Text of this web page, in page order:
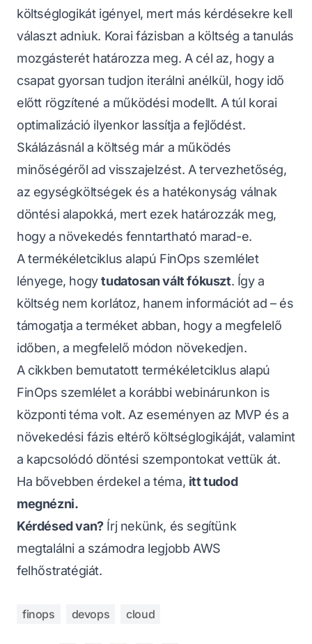
költséglogikát igényel, mert más kérdésekre kell
választ adniuk. Korai fázisban a költség a tanulás
mozgásterét határozza meg. A cél az, hogy a
csapat gyorsan tudjon iterálni anélkül, hogy idő
előtt rögzítené a működési modellt. A túl korai
optimalizáció ilyenkor lassítja a fejlődést.
Skálázásnál a költség már a működés
minőségéről ad visszajelzést. A tervezhetőség,
az egységköltségek és a hatékonyság válnak
döntési alapokká, mert ezek határozzák meg,
hogy a növekedés fenntartható marad-e.
A termékéletciklus alapú FinOps szemlélet
lényege, hogytudatosan vált fókuszt. Így a
költség nem korlátoz, hanem információt ad – és
támogatja a terméket abban, hogy a megfelelő
időben, a megfelelő módon növekedjen.
A cikkben bemutatott termékéletciklus alapú
FinOps szemlélet a korábbi webinárunkon is
központi téma volt. Az eseményen az MVP és a
növekedési fázis eltérő költséglogikáját, valamint
a kapcsolódó döntési szempontokat vettük át.
Ha bővebben érdekel a téma, itt tudod
megnézni.
Kérdésed van?Írj nekünk, és segítünk
megtalálni a számodra legjobb AWS
felhőstratégiát.
finops devops cloud